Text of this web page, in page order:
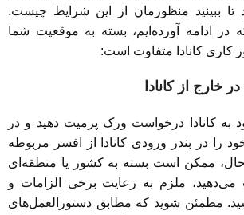
تا ببینید منظورمان از این شرایط چیست.
ادامه آورده‌ایم، بسته به موقعیت شما
کانادا متفاوت است:
از کانادا
به کانادا درخواست ورک پرمیت دهید و در
را در بندر ورودی کانادا از افسر مربوطه
حال، ممکن است بسته به کشور یا منطقه‌ای
ملزم به رعایت برخی الزامات و
مطمئن شوید که مطابق دستورالعمل‌های